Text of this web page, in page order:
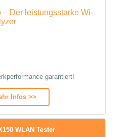
garantiert!
Infos >>
WLAN Tester